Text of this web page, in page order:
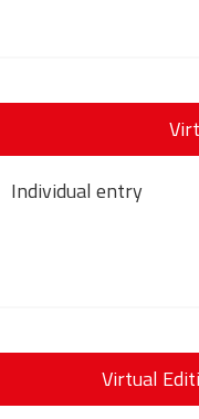
Individual entry
Virtual